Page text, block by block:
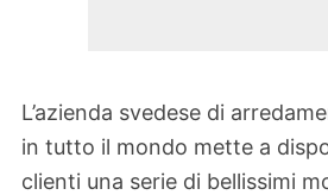
L’azienda svedese di
in tutto il mondo mette a
clienti una serie di bellissimi